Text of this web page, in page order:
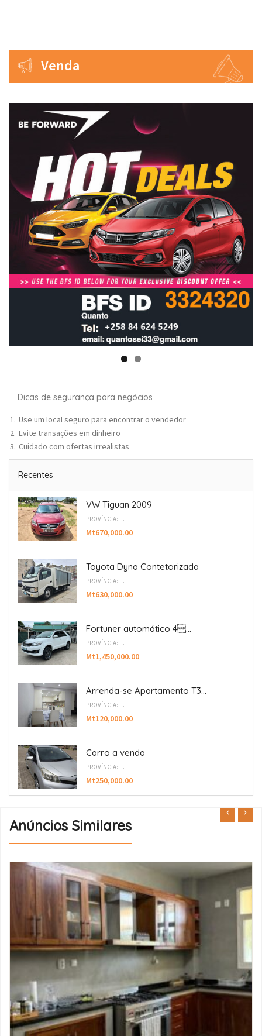
Venda
Dicas de segurança para negócios
Use um local seguro para encontrar o vendedor
Evite transações em dinheiro
Cuidado com ofertas irrealistas
Recentes
VW Tiguan 2009
PROVÍNCIA: ...
Mt670,000.00
Toyota Dyna Contetorizada
PROVÍNCIA: ...
Mt630,000.00
Fortuner automático 4...
PROVÍNCIA: ...
Mt1,450,000.00
Arrenda-se Apartamento T3...
PROVÍNCIA: ...
Mt120,000.00
Carro a venda
PROVÍNCIA: ...
Mt250,000.00
Anúncios Similares